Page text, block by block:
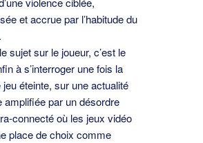
et accrue par l’habitude du
sujet sur le joueur, c’est le
à s’interroger une fois la
éteinte, sur une actualité
ampliﬁée par un désordre
connecté où les jeux vidéo
place de choix comme